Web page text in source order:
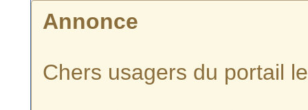
Annonce
Chers usagers du portail